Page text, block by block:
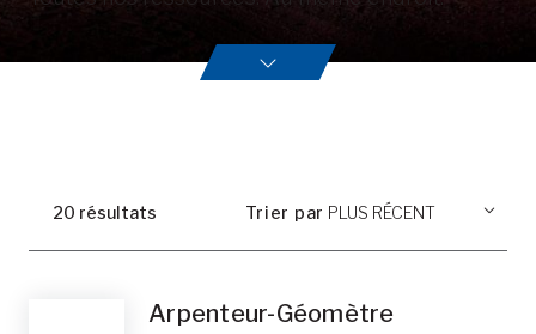
20 résultats Trier par
Arpenteur-Géomètre